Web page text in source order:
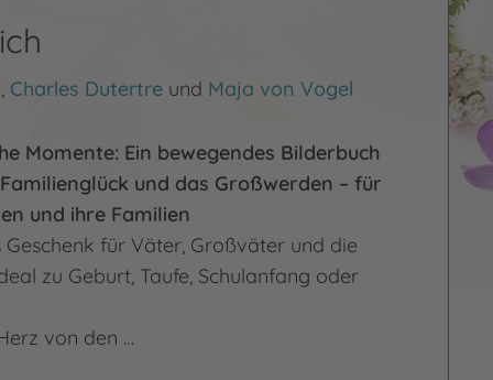
, Charles Dutertreund Maja von Vogel
Momente: Ein bewegendes Bilderbuch
und das Großwerden – für
und ihre Familien
Geschenk für Väter, Großväter und die
zu Geburt, Taufe, Schulanfang oder
von den …